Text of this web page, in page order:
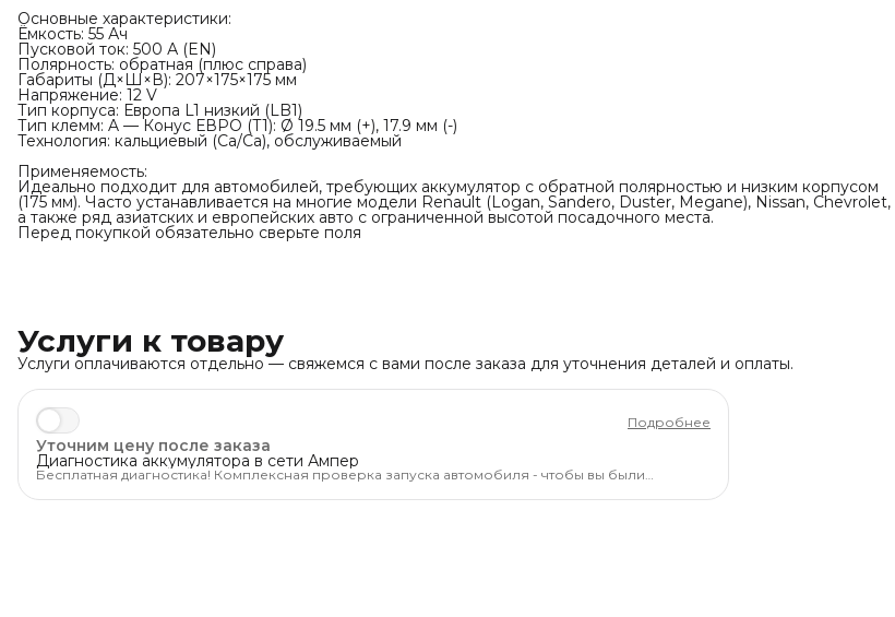
Основные характеристики:
Ёмкость: 55 Ач
Пусковой ток: 500 А (EN)
Полярность: обратная (плюс справа)
Габариты (Д×Ш×В): 207×175×175 мм
Напряжение: 12 V
Тип корпуса: Европа L1 низкий (LB1)
Тип клемм: A — Конус ЕВРО (Т1): Ø 19.5 мм (+), 17.9 мм (-)
Технология: кальциевый (Ca/Ca), обслуживаемый
Применяемость:
Идеально подходит для автомобилей, требующих аккумулятор с обратной полярностью и низким корпусом
(175 мм). Часто устанавливается на многие модели Renault (Logan, Sandero, Duster, Megane), Nissan, Chevrolet,
а также ряд азиатских и европейских авто с ограниченной высотой посадочного места.
Перед покупкой обязательно сверьте поля
Услуги к товару
Услуги оплачиваются отдельно — свяжемся с вами после заказа для уточнения деталей и оплаты.
Подробнее
Уточним цену после заказа
Диагностика аккумулятора в сети Ампер
Бесплатная диагностика! Комплексная проверка запуска автомобиля - чтобы вы были